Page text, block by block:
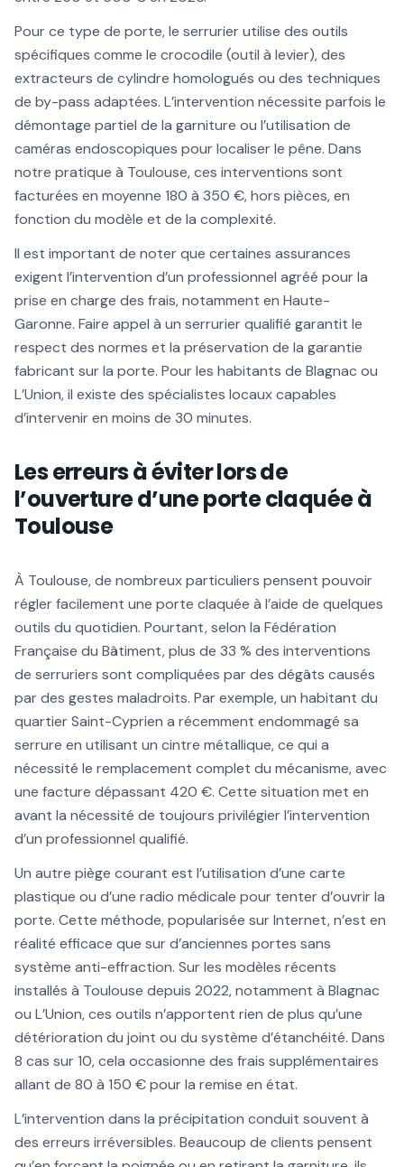
Pour ce type de porte, le serrurier utilise des outils
spécifiques comme le crocodile (outil à levier), des
extracteurs de cylindre homologués ou des techniques
de by-pass adaptées. L’intervention nécessite parfois le
démontage partiel de la garniture ou l’utilisation de
caméras endoscopiques pour localiser le pêne. Dans
notre pratique à Toulouse, ces interventions sont
facturées en moyenne 180 à 350 €, hors pièces, en
fonction du modèle et de la complexité.
Il est important de noter que certaines assurances
exigent l’intervention d’un professionnel agréé pour la
prise en charge des frais, notamment en Haute-
Garonne. Faire appel à un serrurier qualifié garantit le
respect des normes et la préservation de la garantie
fabricant sur la porte. Pour les habitants de Blagnac ou
L’Union, il existe des spécialistes locaux capables
d’intervenir en moins de 30 minutes.
Les erreurs à éviter lors de
l’ouverture d’une porte claquée à
Toulouse
À Toulouse, de nombreux particuliers pensent pouvoir
régler facilement une porte claquée à l’aide de quelques
outils du quotidien. Pourtant, selon la Fédération
Française du Bâtiment, plus de 33 % des interventions
de serruriers sont compliquées par des dégâts causés
par des gestes maladroits. Par exemple, un habitant du
quartier Saint-Cyprien a récemment endommagé sa
serrure en utilisant un cintre métallique, ce qui a
nécessité le remplacement complet du mécanisme, avec
une facture dépassant 420 €. Cette situation met en
avant la nécessité de toujours privilégier l’intervention
d’un professionnel qualifié.
Un autre piège courant est l’utilisation d’une carte
plastique ou d’une radio médicale pour tenter d’ouvrir la
porte. Cette méthode, popularisée sur Internet, n’est en
réalité efficace que sur d’anciennes portes sans
système anti-effraction. Sur les modèles récents
installés à Toulouse depuis 2022, notamment à Blagnac
ou L’Union, ces outils n’apportent rien de plus qu’une
détérioration du joint ou du système d’étanchéité. Dans
8 cas sur 10, cela occasionne des frais supplémentaires
allant de 80 à 150 € pour la remise en état.
L’intervention dans la précipitation conduit souvent à
des erreurs irréversibles. Beaucoup de clients pensent